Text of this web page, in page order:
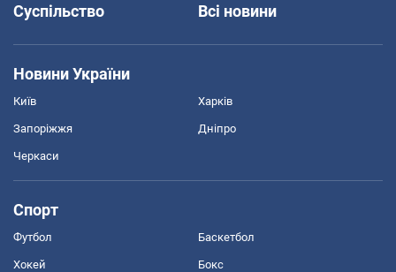
Суспільство
Всі новини
Новини України
Київ Харків
Запоріжжя Дніпро
Черкаси
Спорт
Футбол Баскетбол
Хокей Бокс